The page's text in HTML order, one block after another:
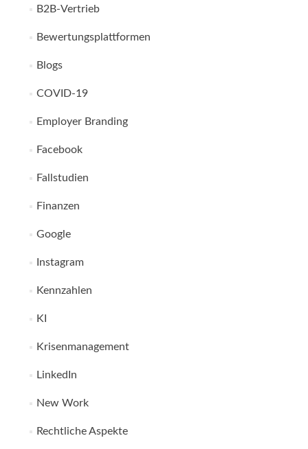
B2B-Vertrieb
Bewertungsplattformen
Blogs
COVID-19
Employer Branding
Facebook
Fallstudien
Finanzen
Google
Instagram
Kennzahlen
KI
Krisenmanagement
LinkedIn
New Work
Rechtliche Aspekte